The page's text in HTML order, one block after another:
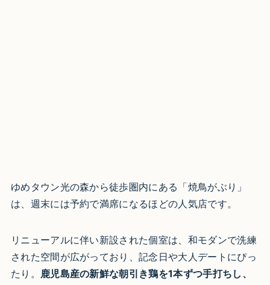
ゆめタウン光の森から徒歩圏内にある「焼鳥がぶり」
は、週末には予約で満席になるほどの人気店です。
リニューアルに伴い新設された個室は、和モダンで洗練
された空間が広がっており、記念日や大人デートにぴっ
たり。 鹿児島産の新鮮な朝引き鶏を1本ずつ手打ちし、